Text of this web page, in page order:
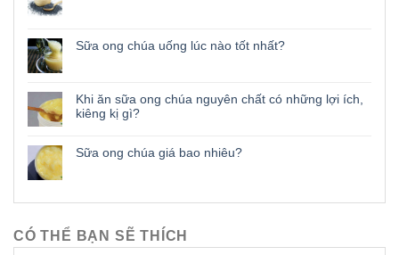
Sữa ong chúa uống lúc nào tốt nhất?
Khi ăn sữa ong chúa nguyên chất có những lợi ích,
kiêng kị gì?
Sữa ong chúa giá bao nhiêu?
CÓ THỂ BẠN SẼ THÍCH